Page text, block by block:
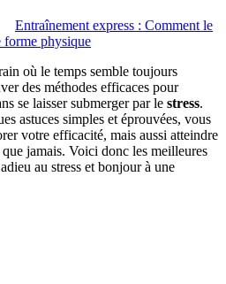
Entraînement express : Comment le
forme physique
où le temps semble toujours
des méthodes efficaces pour
se laisser submerger par le stress.
astuces simples et éprouvées, vous
votre efficacité, mais aussi atteindre
jamais. Voici donc les meilleures
au stress et bonjour à une